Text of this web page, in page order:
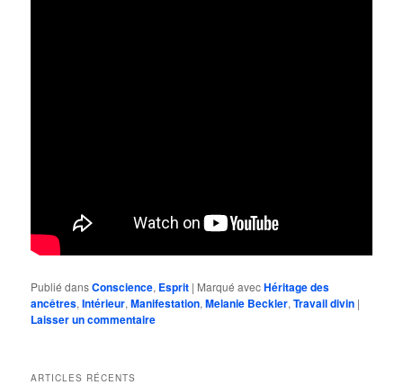
Publié dansConscience, Esprit | Marqué avecHéritage des
ancêtres,Intérieur,Manifestation,Melanie Beckler,Travail divin |
Laisser un commentaire
ARTICLES RÉCENTS